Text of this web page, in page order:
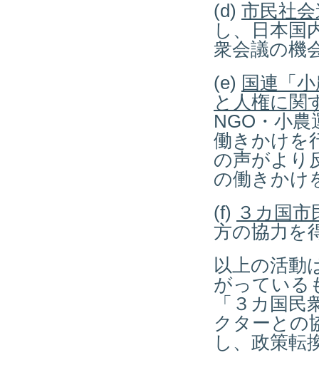
(d) 市民社
し、日本国
衆会議の機
(e) 国連「
と人権に関
NGO・小
働きかけを
の声がより
の働きかけ
(f) ３カ国市
方の協力を
以上の活動
がっている
「３カ国
クターとの
し、政策転